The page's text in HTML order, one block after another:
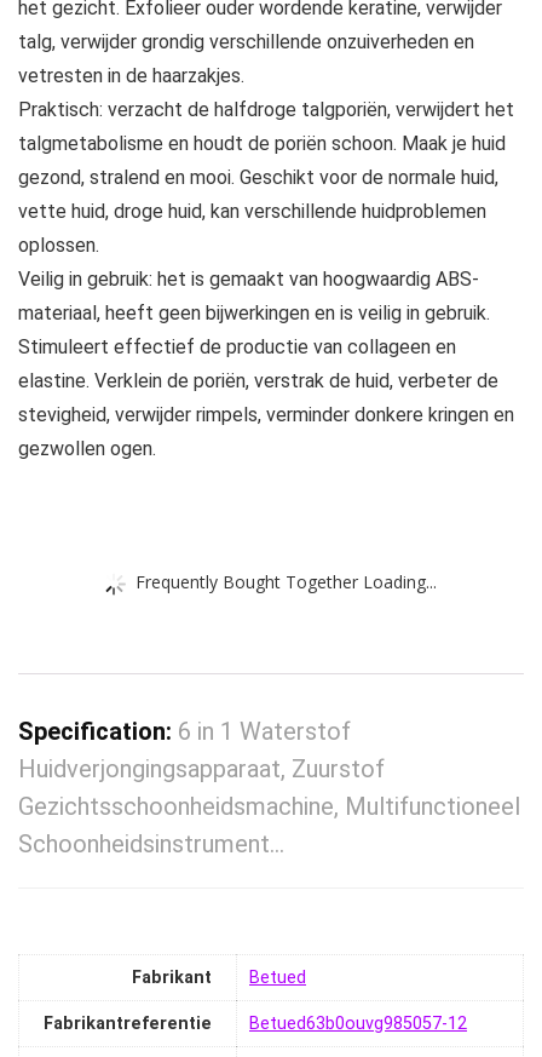
het gezicht. Exfolieer ouder wordende keratine, verwijder
talg, verwijder grondig verschillende onzuiverheden en
vetresten in de haarzakjes.
Praktisch: verzacht de halfdroge talgporiën, verwijdert het
talgmetabolisme en houdt de poriën schoon. Maak je huid
gezond, stralend en mooi. Geschikt voor de normale huid,
vette huid, droge huid, kan verschillende huidproblemen
oplossen.
Veilig in gebruik: het is gemaakt van hoogwaardig ABS-
materiaal, heeft geen bijwerkingen en is veilig in gebruik.
Stimuleert effectief de productie van collageen en
elastine. Verklein de poriën, verstrak de huid, verbeter de
stevigheid, verwijder rimpels, verminder donkere kringen en
gezwollen ogen.
Frequently Bought Together Loading...
Specification: 6 in 1 Waterstof
Huidverjongingsapparaat, Zuurstof
Gezichtsschoonheidsmachine, Multifunctioneel
Schoonheidsinstrument…
Fabrikant ‎Betued
Fabrikantreferentie ‎Betued63b0ouvg985057-12